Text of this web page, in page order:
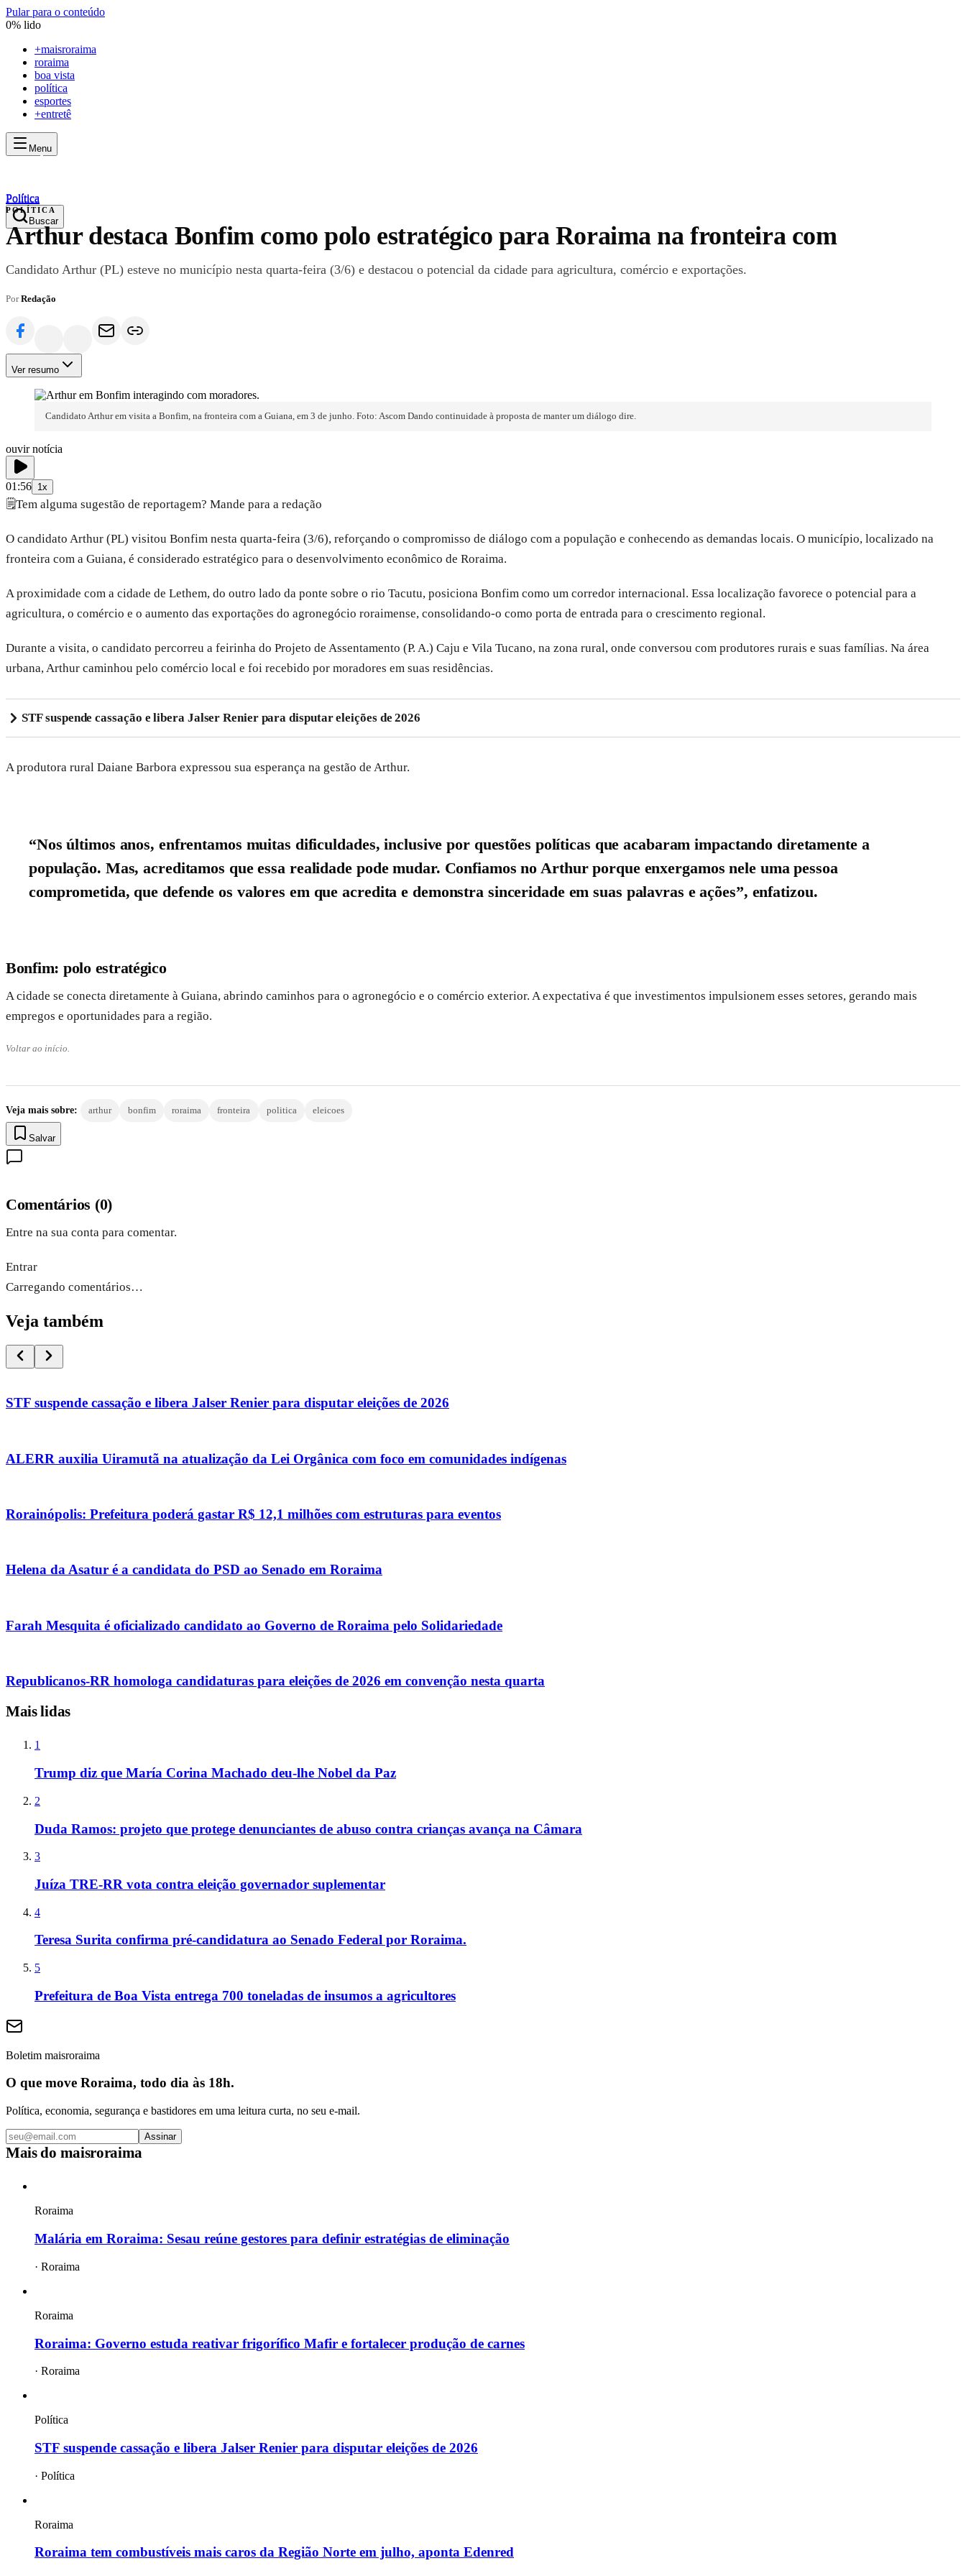
Pular para o conteúdo
0% lido
+maisroraima
roraima
boa vista
política
esportes
+entretê
Menu
maisroraima
Política
Buscar
Política
POLÍTICA
Arthur destaca Bonfim como polo estratégico para Roraima na fronteira com
Candidato Arthur (PL) esteve no município nesta quarta-feira (3/6) e destacou o potencial da cidade para agricultura, comércio e exportações.
PorRedação
Ver resumo
Candidato Arthur em visita a Bonfim, na fronteira com a Guiana, em 3 de junho. Foto: Ascom Dando continuidade à proposta de manter um diálogo dire.
ouvir notícia
01:56 1x
🗒️Tem alguma sugestão de reportagem? Mande para a redação
O candidato Arthur (PL) visitou Bonfim nesta quarta-feira (3/6), reforçando o compromisso de diálogo com a população e conhecendo as demandas locais. O município, localizado na
fronteira com a Guiana, é considerado estratégico para o desenvolvimento econômico de Roraima.
A proximidade com a cidade de Lethem, do outro lado da ponte sobre o rio Tacutu, posiciona Bonfim como um corredor internacional. Essa localização favorece o potencial para a
agricultura, o comércio e o aumento das exportações do agronegócio roraimense, consolidando-o como porta de entrada para o crescimento regional.
Durante a visita, o candidato percorreu a feirinha do Projeto de Assentamento (P. A.) Caju e Vila Tucano, na zona rural, onde conversou com produtores rurais e suas famílias. Na área
urbana, Arthur caminhou pelo comércio local e foi recebido por moradores em suas residências.
STF suspende cassação e libera Jalser Renier para disputar eleições de 2026
A produtora rural Daiane Barbora expressou sua esperança na gestão de Arthur.
“Nos últimos anos, enfrentamos muitas dificuldades, inclusive por questões políticas que acabaram impactando diretamente a
população. Mas, acreditamos que essa realidade pode mudar. Confiamos no Arthur porque enxergamos nele uma pessoa
comprometida, que defende os valores em que acredita e demonstra sinceridade em suas palavras e ações”, enfatizou.
Bonfim: polo estratégico
A cidade se conecta diretamente à Guiana, abrindo caminhos para o agronegócio e o comércio exterior. A expectativa é que investimentos impulsionem esses setores, gerando mais
empregos e oportunidades para a região.
Voltar ao início.
Veja mais sobre: arthur bonfim roraima fronteira politica eleicoes
Salvar
Comentários (0)
Entre na sua conta para comentar.
Entrar
Carregando comentários…
Veja também
STF suspende cassação e libera Jalser Renier para disputar eleições de 2026
ALERR auxilia Uiramutã na atualização da Lei Orgânica com foco em comunidades indígenas
Rorainópolis: Prefeitura poderá gastar R$ 12,1 milhões com estruturas para eventos
Helena da Asatur é a candidata do PSD ao Senado em Roraima
Farah Mesquita é oficializado candidato ao Governo de Roraima pelo Solidariedade
Republicanos-RR homologa candidaturas para eleições de 2026 em convenção nesta quarta
Mais lidas
1
Trump diz que María Corina Machado deu-lhe Nobel da Paz
2
Duda Ramos: projeto que protege denunciantes de abuso contra crianças avança na Câmara
3
Juíza TRE-RR vota contra eleição governador suplementar
4
Teresa Surita confirma pré-candidatura ao Senado Federal por Roraima.
5
Prefeitura de Boa Vista entrega 700 toneladas de insumos a agricultores
Boletim maisroraima
O que move Roraima, todo dia às 18h.
Política, economia, segurança e bastidores em uma leitura curta, no seu e-mail.
Assinar
Mais do maisroraima
Roraima
Malária em Roraima: Sesau reúne gestores para definir estratégias de eliminação
· Roraima
Roraima
Roraima: Governo estuda reativar frigorífico Mafir e fortalecer produção de carnes
· Roraima
Política
STF suspende cassação e libera Jalser Renier para disputar eleições de 2026
· Política
Roraima
Roraima tem combustíveis mais caros da Região Norte em julho, aponta Edenred